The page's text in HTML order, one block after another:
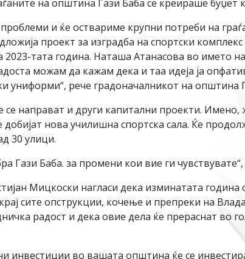
на општина Гази Баба се креираше
и ќе оствариме крупни потреби на
проект за изградба на спортски
2023-тата година. Наташа Атанасова во името
можам да кажам дека и таа идеја ја
униформи“, рече градоначалникот на општина
се направат и други капитални проекти.
нова училишна спортска сала. Ќе
30 улици.
Гази Баба. за промени кои вие ги
Мицкоски нагласи дека изминатата
сите опструкции, кочење и препреки на
радост и дека овие дела ќе прераснат во
инвестиции во вашата општина ќе се